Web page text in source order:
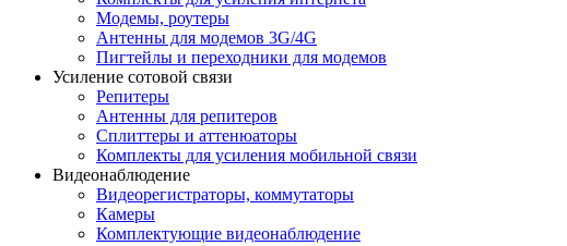
Модемы, роутеры
Антенны для модемов 3G/4G
Пигтейлы и переходники для модемов
Усиление сотовой связи
Репитеры
Антенны для репитеров
Сплиттеры и аттенюаторы
Комплекты для усиления мобильной связи
Видеонаблюдение
Видеорегистраторы, коммутаторы
Камеры
Комплектующие видеонаблюдение